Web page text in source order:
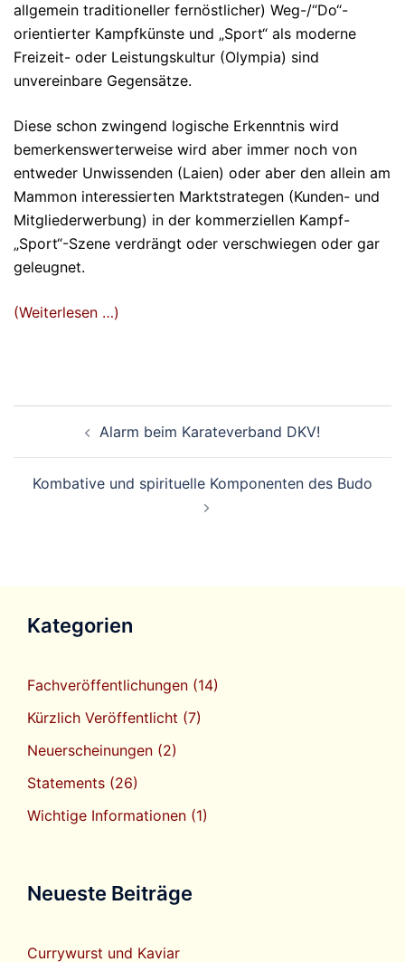
allgemein traditioneller fernöstlicher) Weg-/“Do“-
orientierter Kampfkünste und „Sport“ als moderne
Freizeit- oder Leistungskultur (Olympia) sind
unvereinbare Gegensätze.
Diese schon zwingend logische Erkenntnis wird
bemerkenswerterweise wird aber immer noch von
entweder Unwissenden (Laien) oder aber den allein am
Mammon interessierten Marktstrategen (Kunden- und
Mitgliederwerbung) in der kommerziellen Kampf-
„Sport“-Szene verdrängt oder verschwiegen oder gar
geleugnet.
(Weiterlesen …)
Alarm beim Karateverband DKV!
Kombative und spirituelle Komponenten des Budo
Kategorien
Fachveröffentlichungen (14)
Kürzlich Veröffentlicht (7)
Neuerscheinungen (2)
Statements (26)
Wichtige Informationen (1)
Neueste Beiträge
Currywurst und Kaviar